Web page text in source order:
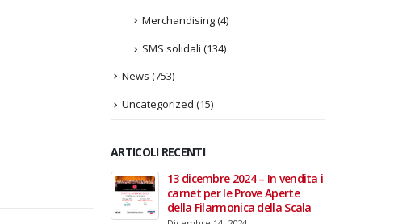
Merchandising(4)
SMS solidali (134)
News (753)
Uncategorized (15)
ARTICOLI RECENTI
22 giugno 2026 – Terrazze del
Duomo: apertura serale
straordinaria per Fondazione